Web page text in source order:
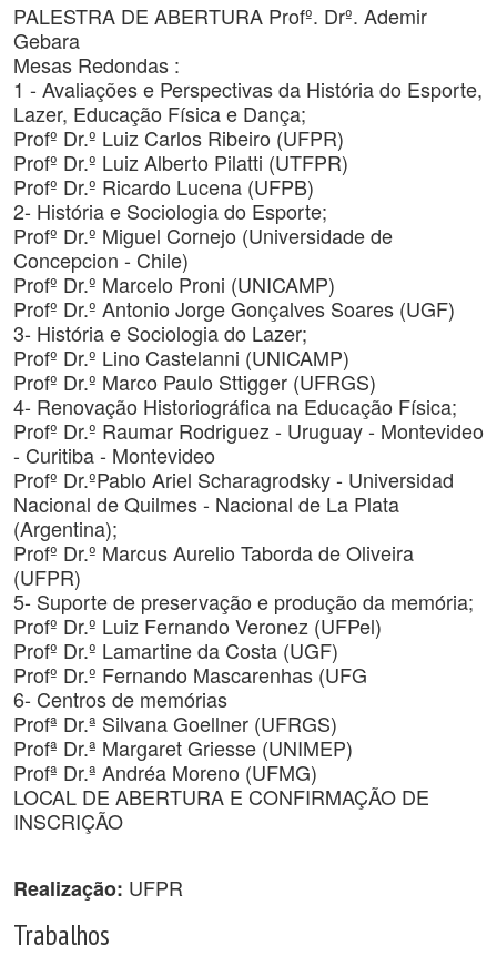
PALESTRA DE ABERTURA Profº. Drº. Ademir
Gebara
Mesas Redondas :
1 - Avaliações e Perspectivas da História do Esporte,
Lazer, Educação Física e Dança;
Profº Dr.º Luiz Carlos Ribeiro (UFPR)
Profº Dr.º Luiz Alberto Pilatti (UTFPR)
Profº Dr.º Ricardo Lucena (UFPB)
2- História e Sociologia do Esporte;
Profº Dr.º Miguel Cornejo (Universidade de
Concepcion - Chile)
Profº Dr.º Marcelo Proni (UNICAMP)
Profº Dr.º Antonio Jorge Gonçalves Soares (UGF)
3- História e Sociologia do Lazer;
Profº Dr.º Lino Castelanni (UNICAMP)
Profº Dr.º Marco Paulo Sttigger (UFRGS)
4- Renovação Historiográfica na Educação Física;
Profº Dr.º Raumar Rodriguez - Uruguay - Montevideo
- Curitiba - Montevideo
Profº Dr.ºPablo Ariel Scharagrodsky - Universidad
Nacional de Quilmes - Nacional de La Plata
(Argentina);
Profº Dr.º Marcus Aurelio Taborda de Oliveira
(UFPR)
5- Suporte de preservação e produção da memória;
Profº Dr.º Luiz Fernando Veronez (UFPel)
Profº Dr.º Lamartine da Costa (UGF)
Profº Dr.º Fernando Mascarenhas (UFG
6- Centros de memórias
Profª Dr.ª Silvana Goellner (UFRGS)
Profª Dr.ª Margaret Griesse (UNIMEP)
Profª Dr.ª Andréa Moreno (UFMG)
LOCAL DE ABERTURA E CONFIRMAÇÃO DE
INSCRIÇÃO
Realização: UFPR
Trabalhos